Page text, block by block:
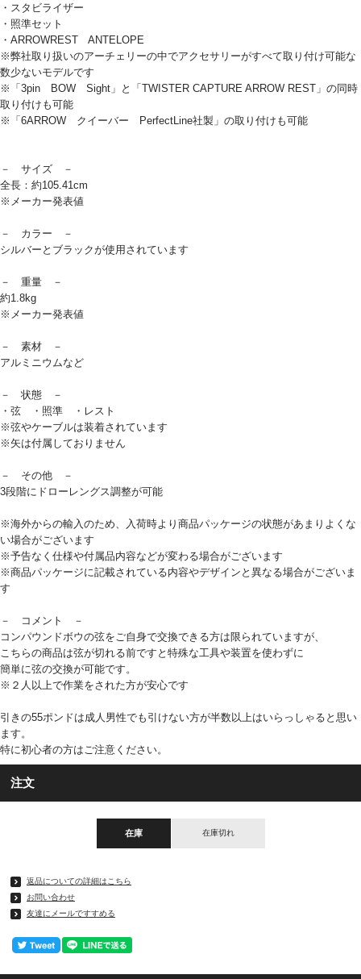
・スタビライザー
・照準セット
・ARROWREST ANTELOPE
※弊社取り扱いのアーチェリーの中でアクセサリーがすべて取り付け可能な
数少ないモデルです
※「3pin BOW Sight」と「TWISTER CAPTURE ARROW REST」の同時
取り付けも可能
※「6ARROW クイーバー PerfectLine社製」の取り付けも可能
－ サイズ －
全長：約105.41cm
※メーカー発表値
－ カラー －
シルバーとブラックが使用されています
－ 重量 －
約1.8kg
※メーカー発表値
－ 素材 －
アルミニウムなど
－ 状態 －
・弦 ・照準 ・レスト
※弦やケーブルは装着されています
※矢は付属しておりません
－ その他 －
3段階にドローレングス調整が可能
※海外からの輸入のため、入荷時より商品パッケージの状態があまりよくな
い場合がございます
※予告なく仕様や付属品内容などが変わる場合がございます
※商品パッケージに記載されている内容やデザインと異なる場合がございま
す
－ コメント －
コンパウンドボウの弦をご自身で交換できる方は限られていますが、
こちらの商品は弦が切れる前ですと特殊な工具や装置を使わずに
簡単に弦の交換が可能です。
※２人以上で作業をされた方が安心です
引きの55ポンドは成人男性でも引けない方が半数以上はいらっしゃると思い
ます。
特に初心者の方はご注意ください。
注文
在庫 在庫切れ
返品についての詳細はこちら
お問い合わせ
友達にメールですすめる